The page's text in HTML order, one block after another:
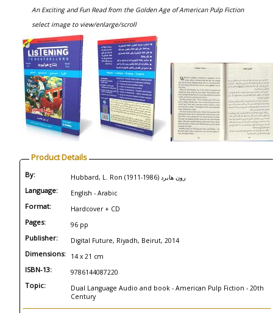
An Exciting and Fun Read from the Golden Age of American Pulp Fiction
select image to view/enlarge/scroll
Product Details
By: Hubbard, L. Ron (1911-1986) رون هابرد
Language: English - Arabic
Format: Hardcover + CD
Pages: 96 pp
Publisher: Digital Future, Riyadh, Beirut, 2014
Dimensions: 14 x 21 cm
ISBN-13: 9786144087220
Topic:
Dual Language Audio and book - American Pulp Fiction - 20th
Century